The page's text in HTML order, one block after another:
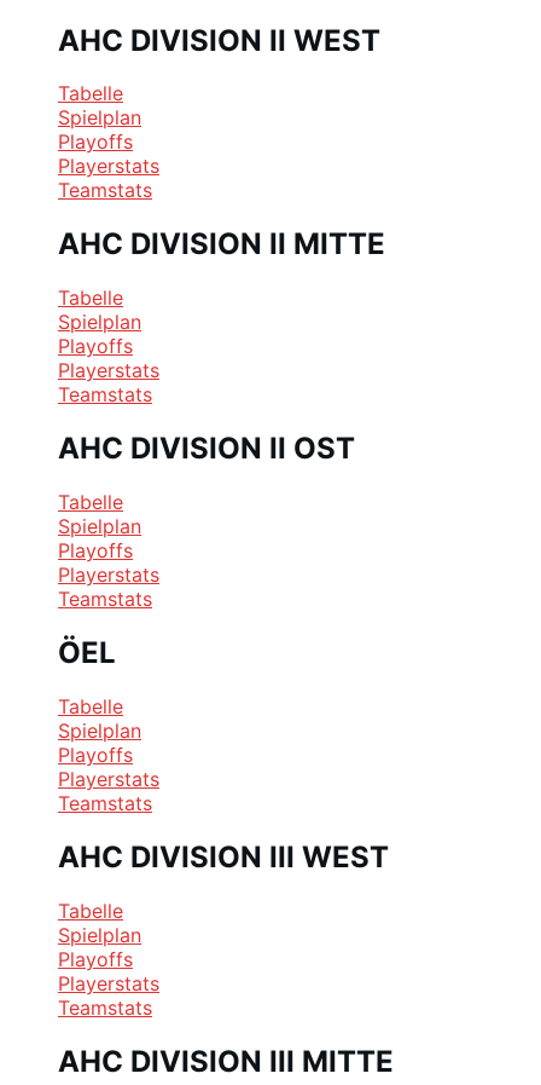
AHC DIVISION II WEST
Tabelle
Spielplan
Playoffs
Playerstats
Teamstats
AHC DIVISION II MITTE
Tabelle
Spielplan
Playoffs
Playerstats
Teamstats
AHC DIVISION II OST
Tabelle
Spielplan
Playoffs
Playerstats
Teamstats
ÖEL
Tabelle
Spielplan
Playoffs
Playerstats
Teamstats
AHC DIVISION III WEST
Tabelle
Spielplan
Playoffs
Playerstats
Teamstats
AHC DIVISION III MITTE